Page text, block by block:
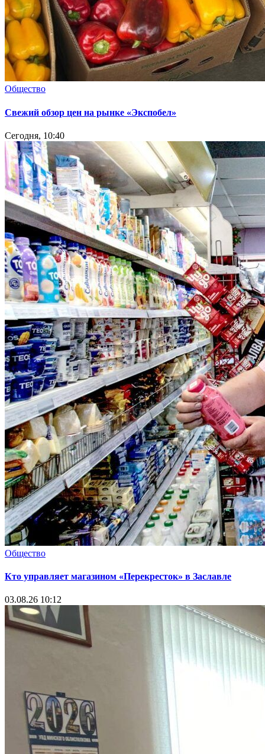
Общество
Свежий обзор цен на рынке «Экспобел»
Сегодня, 10:40
Общество
Кто управляет магазином «Перекресток» в Заславле
03.08.26 10:12